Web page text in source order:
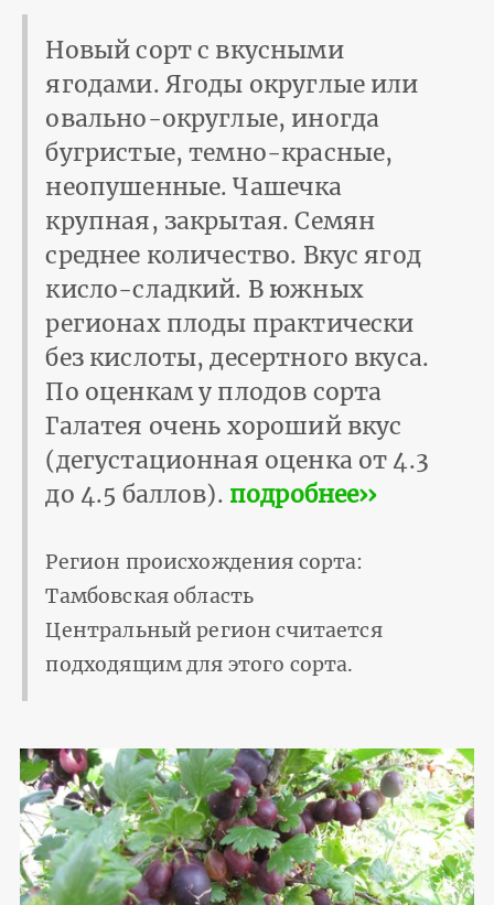
Новый сорт с вкусными
ягодами. Ягоды округлые или
овально-округлые, иногда
бугристые, темно-красные,
неопушенные. Чашечка
крупная, закрытая. Семян
среднее количество. Вкус ягод
кисло-сладкий. В южных
регионах плоды практически
без кислоты, десертного вкуса.
По оценкам у плодов сорта
Галатея очень хороший вкус
(дегустационная оценка от 4.3
до 4.5 баллов). подробнее››
Регион происхождения сорта:
Тамбовская область
Центральный регион считается
подходящим для этого сорта.